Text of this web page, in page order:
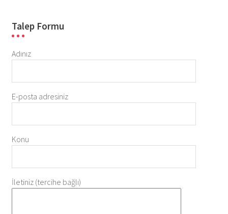
Talep Formu
Adınız
E-posta adresiniz
Konu
İletiniz (tercihe bağlı)